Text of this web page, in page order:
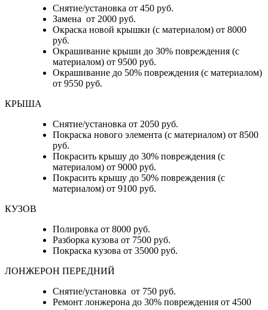
Снятие/установка от 450 руб.
Замена от 2000 руб.
Окраска новой крышки (с материалом) от 8000
руб.
Окрашивание крыши до 30% повреждения (с
материалом) от 9500 руб.
Окрашивание до 50% повреждения (с материалом)
от 9550 руб.
КРЫША
Снятие/установка от 2050 руб.
Покраска нового элемента (с материалом) от 8500
руб.
Покрасить крышу до 30% повреждения (с
материалом) от 9000 руб.
Покрасить крышу до 50% повреждения (с
материалом) от 9100 руб.
КУЗОВ
Полировка от 8000 руб.
Разборка кузова от 7500 руб.
Покраска кузова от 35000 руб.
ЛОНЖЕРОН ПЕРЕДНИЙ
Снятие/установка от 750 руб.
Ремонт лонжерона до 30% повреждения от 4500